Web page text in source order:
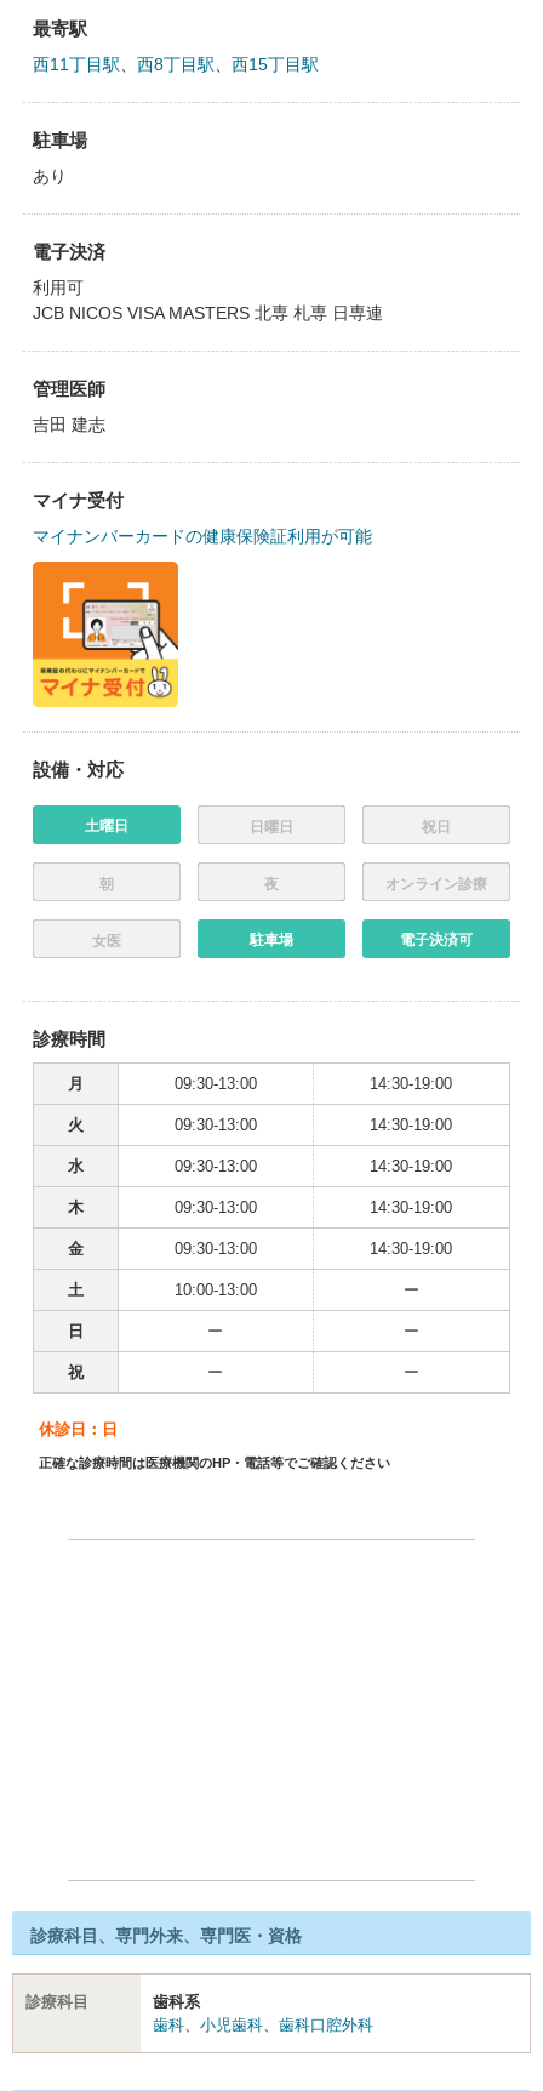
最寄駅
西11丁目駅 西8丁目駅 西15丁目駅
駐車場
あり
電子決済
利用可
JCB NICOS VISA MASTERS 北専 札専 日専連
管理医師
吉田 建志
マイナ受付
マイナンバーカードの健康保険証利用が可能
設備・対応
土曜日 日曜日 祝日
朝 夜 オンライン診療
女医 駐車場 電子決済可
診療時間
月 09:30-13:00 14:30-19:00
火 09:30-13:00 14:30-19:00
水 09:30-13:00 14:30-19:00
木 09:30-13:00 14:30-19:00
金 09:30-13:00 14:30-19:00
土 10:00-13:00 ー
日 ー ー
祝 ー ー
休診日：日
正確な診療時間は医療機関のHP・電話等でご確認ください
診療科目、専門外来、専門医・資格
診療科目
歯科系
歯科、 小児歯科、 歯科口腔外科